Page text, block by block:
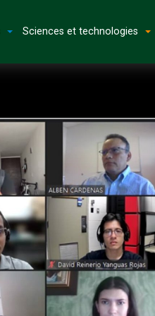
Sciences et technologies